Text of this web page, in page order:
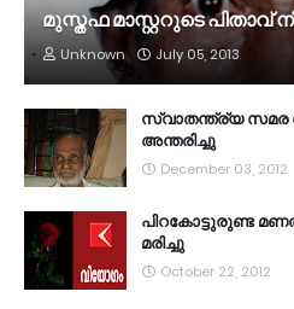
മുസ്തഫ മാസ്റ്ററുടെ പിതാവ്
Unknown July 05, 2013
സ്വാതന്ത്ര്യ സമര
അന്തരിച്ചു
December 03, 2012
പിറകോട്ടുരുണ്ട
മരിച്ചു
October 22, 2012